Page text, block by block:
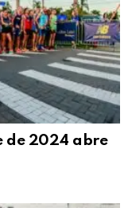
de 2024 abre